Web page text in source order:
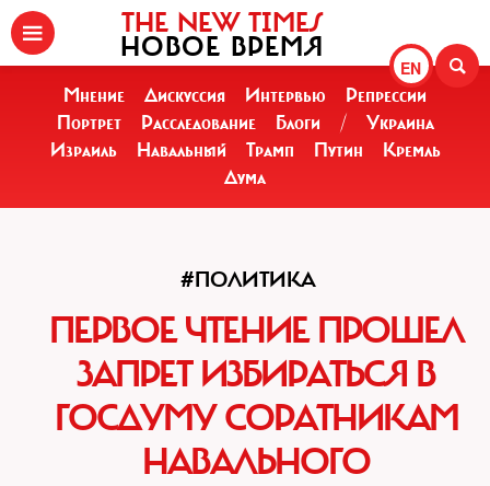
EN
THE NEW TIMES
НОВОЕ ВРЕМЯ
Мнение Дискуссия Интервью
Репрессии
Портрет
Расследование Блоги /
Украина
Израиль
Навальный Трамп Путин
Кремль
Дума
#ПОЛИТИКА
ПЕРВОЕ ЧТЕНИЕ ПРОШЕЛ
ЗАПРЕТ ИЗБИРАТЬСЯ В
ГОСДУМУ СОРАТНИКАМ
НАВАЛЬНОГО